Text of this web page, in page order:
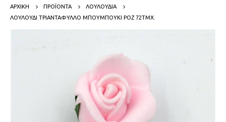
ΑΡΧΙΚΗ ΠΡΟΪΟΝΤΑ
ΛΟΥΛΟΥΔΙΑ
ΛΟΥΛΟΎΔΙ ΤΡΙΑΝΤΆΦΥΛΛΟ ΜΠΟΥΜΠΟΎΚΙ ΡΟΖ 72ΤΜΧ.